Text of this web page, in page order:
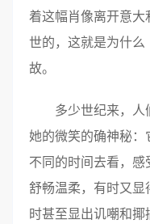
着这幅肖像离开意
世的，这就是为什
故。
多少世纪来，人们
她的微笑的确神秘
不同的时间去看，
舒畅温柔，有时又
时甚至显出讥嘲和揶